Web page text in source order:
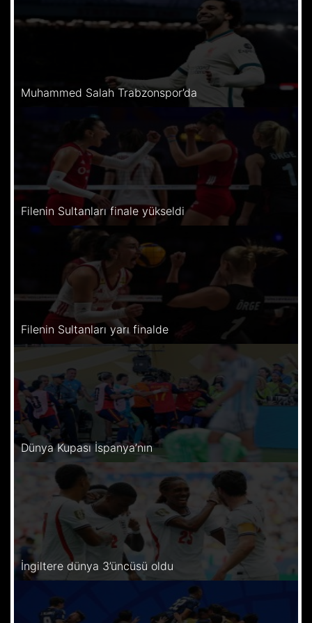
Muhammed Salah Trabzonspor’da
Filenin Sultanları finale yükseldi
Filenin Sultanları yarı finalde
Dünya Kupası İspanya’nın
İngiltere dünya 3’üncüsü oldu